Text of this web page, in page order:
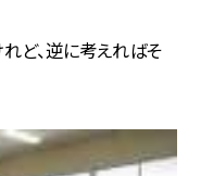
ど、逆に考えればそ